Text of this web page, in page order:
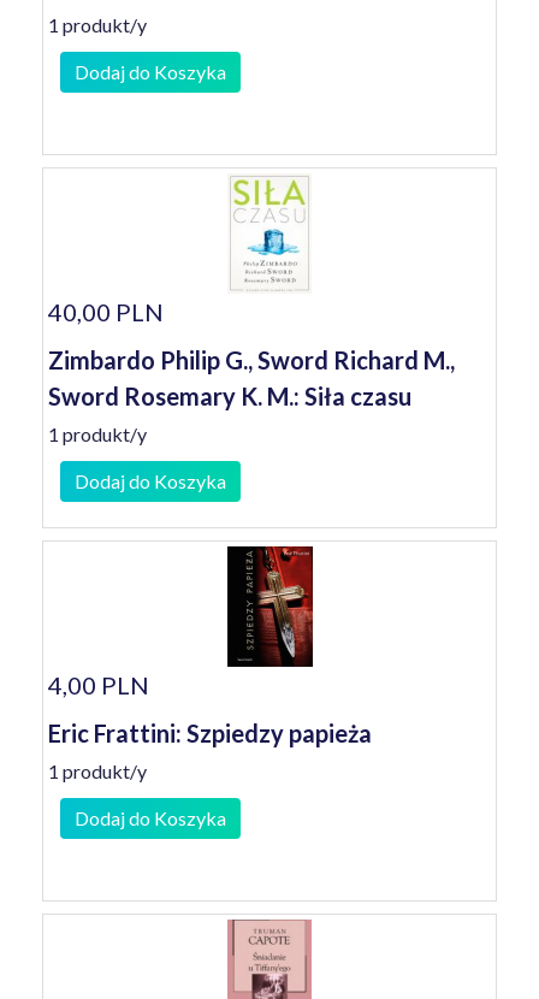
1 produkt/y
Dodaj do Koszyka
40,00 PLN
Zimbardo Philip G., Sword Richard M.,
Sword Rosemary K. M.: Siła czasu
1 produkt/y
Dodaj do Koszyka
4,00 PLN
Eric Frattini: Szpiedzy papieża
1 produkt/y
Dodaj do Koszyka